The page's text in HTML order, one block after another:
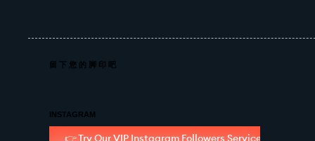
留 下 您 的 脚 印 吧
INSTAGRAM